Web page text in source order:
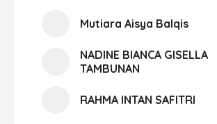
Mutiara Aisya Balqis
NADINE BIANCA GISELLA
TAMBUNAN
RAHMA INTAN SAFITRI